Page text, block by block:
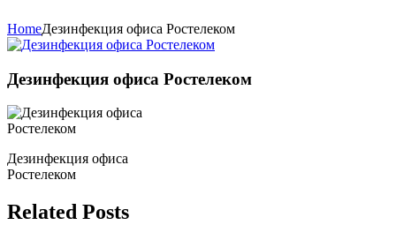
HomeДезинфекция офиса Ростелеком
Дезинфекция офиса Ростелеком
Дезинфекция офиса
Ростелеком
Related Posts